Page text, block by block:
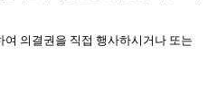
의결권을 직접 행사하시거나 또는